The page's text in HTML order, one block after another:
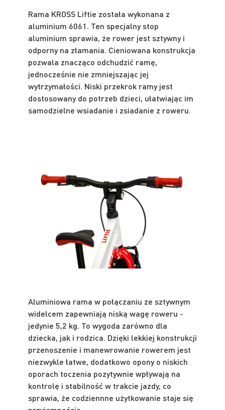
Rama KROSS Liftie została wykonana z
aluminium 6061. Ten specjalny stop
aluminium sprawia, że rower jest sztywny i
odporny na złamania. Cieniowana konstrukcja
pozwala znacząco odchudzić ramę,
jednocześnie nie zmniejszając jej
wytrzymałości. Niski przekrok ramy jest
dostosowany do potrzeb dzieci, ułatwiając im
samodzielne wsiadanie i zsiadanie z roweru.
Aluminiowa rama w połączaniu ze sztywnym
widelcem zapewniają niską wagę roweru -
jedynie 5,2 kg. To wygoda zarówno dla
dziecka, jak i rodzica. Dzięki lekkiej konstrukcji
przenoszenie i manewrowanie rowerem jest
niezwykle łatwe, dodatkowo opony o niskich
oporach toczenia pozytywnie wpływają na
kontrolę i stabilność w trakcie jazdy, co
sprawia, że codziennne użytkowanie staje się